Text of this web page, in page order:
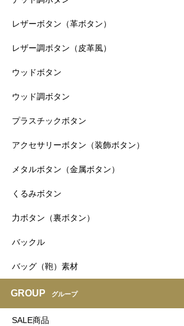
レザーボタン（革ボタン）
レザー調ボタン（皮革風）
ウッドボタン
ウッド調ボタン
プラスチックボタン
アクセサリーボタン（装飾ボタン）
メタルボタン（金属ボタン）
くるみボタン
力ボタン（裏ボタン）
バックル
バッグ（鞄）素材
GROUP グループ
SALE商品